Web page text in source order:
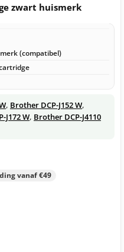
zwart huismerk
(compatibel)
, Brother DCP-J152 W,
J172 W, Brother DCP-J4110
vanaf €49
huismerk aantal